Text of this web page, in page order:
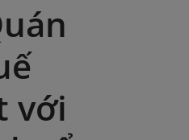
với